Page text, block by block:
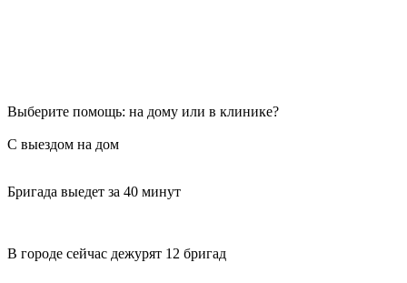
Выберите помощь: на дому или в клинике?
С выездом на дом
Бригада выедет за 40 минут
В городе сейчас дежурят 12 бригад